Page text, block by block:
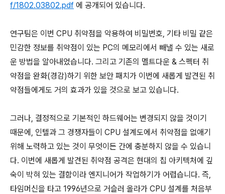
f/1802.03802.pdf 에 공개되어 있습니다.
연구팀은 이번 CPU 취약점을 악용하여 비밀번호, 기타 비밀 같은
민감한 정보를 취약점이 있는 PC의 메모리에서 빼낼 수 있는 새로
운 방법을 알아내었습니다. 그리고 기존의 멜트다운 & 스펙터 취
약점을 완화(경감)하기 위한 보안 패치가 이번에 새롭게 발견된 취
약점들에게도 거의 효과가 있을 것으로 보고 있습니다.
그러나, 결정적으로 기본적인 하드웨어는 변경되지 않을 것이기
때문에, 인텔과 그 경쟁자들이 CPU 설계도에서 취약점을 없애기
위해 노력하고 있는 것이 무엇이든 간에 충분하지 않을 수 있습니
다. 이번에 새롭게 발견된 취약점 공격은 현대의 칩 아키텍처에 깊
숙이 박혀 있는 결함이라 엔지니어가 작업하기가 어렵습니다. 즉,
타임머신을 타고 1996년으로 거슬러 올라가 CPU 설계를 처음부